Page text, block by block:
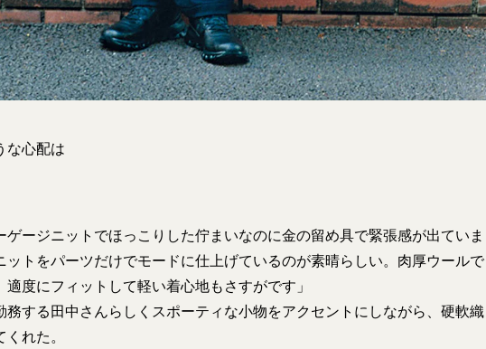
な心配は
ゲージニットでほっこりした佇まいなのに金の留め具で緊張感が出ていま
ットをパーツだけでモードに仕上げているのが素晴らしい。肉厚ウールで
度にフィットして軽い着心地もさすがです」
する田中さんらしくスポーティな小物をアクセントにしながら、硬軟織
れた。